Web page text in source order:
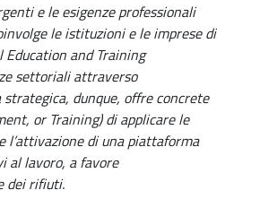
e le esigenze professionali
le istituzioni e le imprese di
and Training
settoriali attraverso
dunque, offre concrete
or Training) di applicare le
l’attivazione di una piattaforma
al lavoro, a favore
dei rifiuti.